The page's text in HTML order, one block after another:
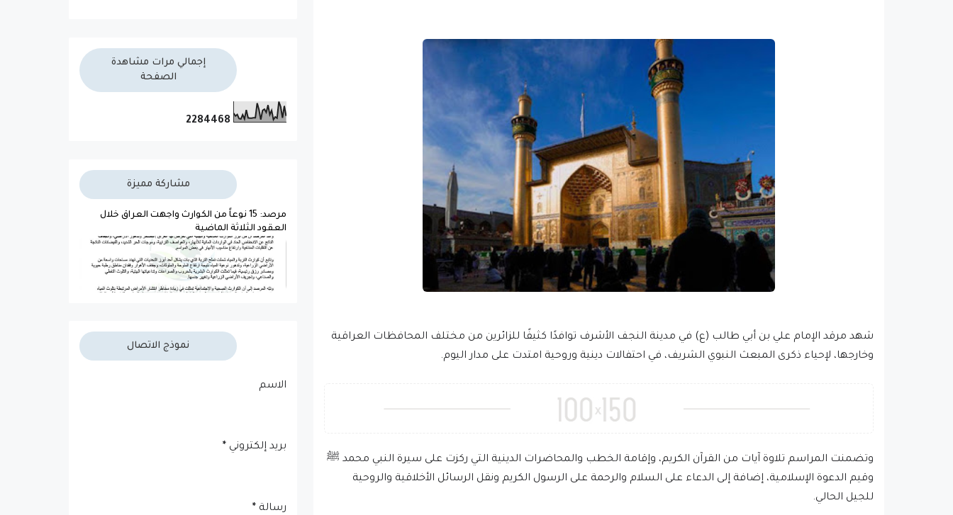
شهد مرقد الإمام علي بن أبي طالب (ع) في مدينة النجف الأشرف توافدًا كثيفًا للزائرين من مختلف المحافظات العراقية
وخارجها، لإحياء ذكرى المبعث النبوي الشريف، في احتفالات دينية وروحية امتدت على مدار اليوم.
وتضمنت المراسم تلاوة آيات من القرآن الكريم، وإقامة الخطب والمحاضرات الدينية التي ركزت على سيرة النبي محمد ﷺ
وقيم الدعوة الإسلامية، إضافة إلى الدعاء على السلام والرحمة على الرسول الكريم ونقل الرسائل الأخلاقية والروحية
للجيل الحالي.
إجمالي مرات مشاهدة
الصفحة
2284468
مشاركة مميزة
مرصد: 15 نوعاً من الكوارث واجهت العراق خلال
العقود الثلاثة الماضية
نموذج الاتصال
الاسم
بريد إلكتروني *
رسالة *